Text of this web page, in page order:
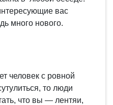
вас
много нового.
человек с ровной
то люди
что вы — лентяи,